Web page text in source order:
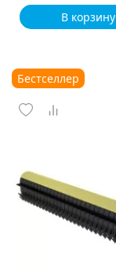
В корзину
Бестселлер